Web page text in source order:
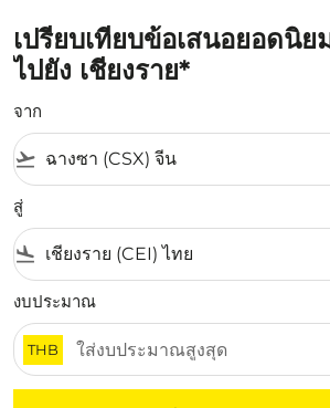
เปรียบเทียบข้อเสนอยอดนิย
ไปยัง เชียงราย*
จาก
flight_takeoff
สู่
flight_land
งบประมาณ
THB